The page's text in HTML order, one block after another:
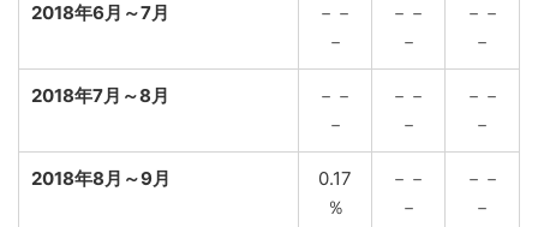
2018年6月～7月
－－
－
－－
－
－－
－
2018年7月～8月
－－
－
－－
－
－－
－
2018年8月～9月
0.17
％
－－
－
－－
－